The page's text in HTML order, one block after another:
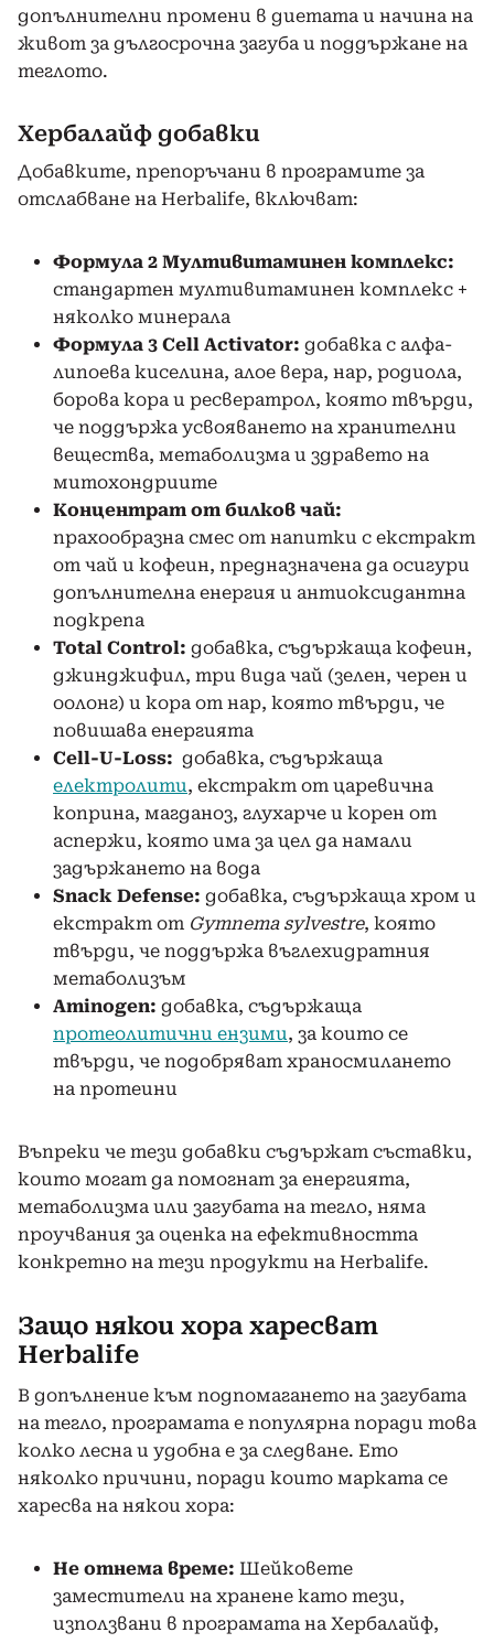
допълнителни промени в диетата и начина на
живот за дългосрочна загуба и поддържане на
теглото.
Хербалайф добавки
Добавките, препоръчани в програмите за
отслабване на Herbalife, включват:
Формула 2 Мултивитаминен комплекс:
стандартен мултивитаминен комплекс +
няколко минерала
Формула 3 Cell Activator: добавка с алфа-
липоева киселина, алое вера, нар, родиола,
борова кора и ресвератрол, която твърди,
че поддържа усвояването на хранителни
вещества, метаболизма и здравето на
митохондриите
Концентрат от билков чай:
прахообразна смес от напитки с екстракт
от чай и кофеин, предназначена да осигури
допълнителна енергия и антиоксидантна
подкрепа
Total Control: добавка, съдържаща кофеин,
джинджифил, три вида чай (зелен, черен и
оолонг) и кора от нар, която твърди, че
повишава енергията
Cell-U-Loss: добавка, съдържаща
електролити, екстракт от царевична
коприна, магданоз, глухарче и корен от
аспержи, която има за цел да намали
задържането на вода
Snack Defense: добавка, съдържаща хром и
екстракт от Gymnema sylvestre, която
твърди, че поддържа въглехидратния
метаболизъм
Aminogen: добавка, съдържаща
протеолитични ензими, за които се
твърди, че подобряват храносмилането
на протеини
Въпреки че тези добавки съдържат съставки,
които могат да помогнат за енергията,
метаболизма или загубата на тегло, няма
проучвания за оценка на ефективността
конкретно на тези продукти на Herbalife.
Защо някои хора харесват
Herbalife
В допълнение към подпомагането на загубата
на тегло, програмата е популярна поради това
колко лесна и удобна е за следване. Ето
няколко причини, поради които марката се
харесва на някои хора:
Не отнема време: Шейковете
заместители на хранене като тези,
използвани в програмата на Хербалайф,